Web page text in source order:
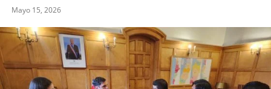
Mayo 15, 2026